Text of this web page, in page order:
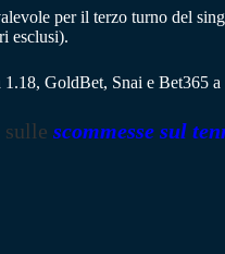
per il terzo turno del
esclusi).
GoldBet, Snai e Bet365 a
sulle scommesse sul